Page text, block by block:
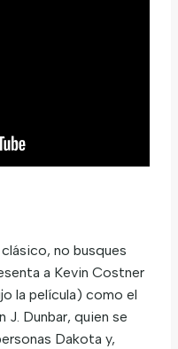
no busques
a Kevin Costner
la película) como el
J. Dunbar, quien se
Dakota y,